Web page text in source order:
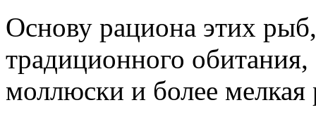
Основу рациона этих
традиционного
моллюски и более мелкая